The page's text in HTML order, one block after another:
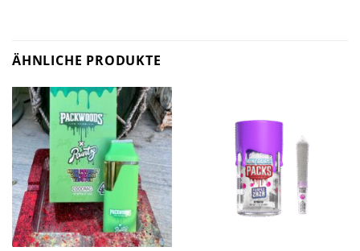
ÄHNLICHE PRODUKTE